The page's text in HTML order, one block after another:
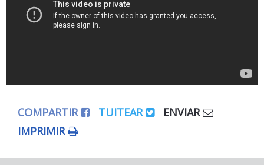
COMPARTIR TUITEAR
ENVIAR
IMPRIMIR